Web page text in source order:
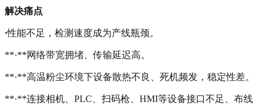
解决痛点
·性能不足，检测速度成为产线瓶颈。
**·**网络带宽拥堵、传输延迟高。
**·**高温粉尘环境下设备散热不良、死机频发，稳定性差。
**·**连接相机、PLC、扫码枪、HMI等设备接口不足、布线